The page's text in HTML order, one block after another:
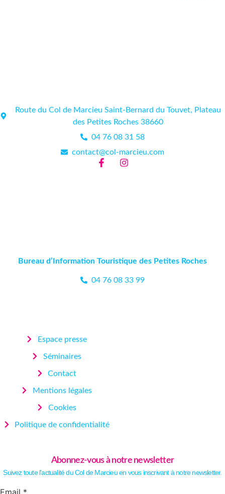
Route du Col de Marcieu Saint-Bernard du Touvet, Plateau
des Petites Roches 38660
04 76 08 31 58
contact@col-marcieu.com
Bureau d’Information Touristique des Petites Roches
04 76 08 33 99
Espace presse
Séminaires
Contact
Mentions légales
Cookies
Politique de confidentialité
Abonnez-vous à notre newsletter
Suivez toute l’actualité du Col de Marcieu en vous inscrivant à notre newsletter.
Email
Email *